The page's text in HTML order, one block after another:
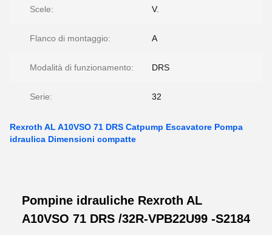
Scele: V.
Flanco di montaggio: A
Modalità di funzionamento: DRS
Serie: 32
Rexroth AL A10VSO 71 DRS Catpump Escavatore Pompa
idraulica Dimensioni compatte
Pompine idrauliche Rexroth AL
A10VSO 71 DRS /32R-VPB22U99 -S2184